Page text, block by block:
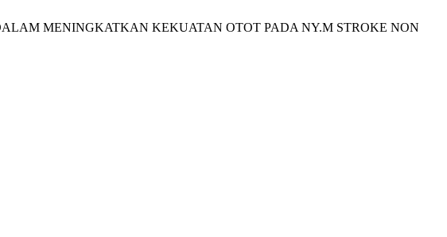
MENINGKATKAN KEKUATAN OTOT PADA NY.M STROKE NON